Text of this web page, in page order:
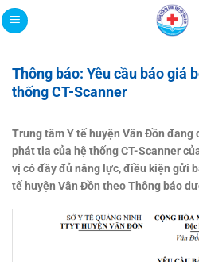
Bỏ
qua
dung
Thông báo: Yêu cầu báo giá
thống CT-Scanner
Trung tâm Y tế huyện Vân Đồn đang
phát tia của hệ thống CT-Scanner
vị có đầy đủ năng lực, điều kiện gửi
tế huyện Vân Đồn theo Thông báo